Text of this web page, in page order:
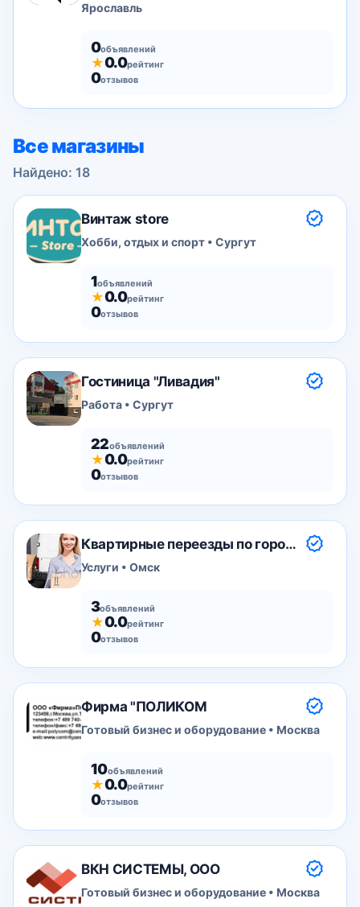
Ярославль
0объявлений
★0.0рейтинг
0отзывов
Все магазины
Найдено: 18
Винтаж store
Хобби, отдых и спорт • Сургут
1объявлений
★0.0рейтинг
0отзывов
Гостиница "Ливадия"
Работа • Сургут
22объявлений
★0.0рейтинг
0отзывов
Квартирные переезды по городу межгород.
Услуги • Омск
3объявлений
★0.0рейтинг
0отзывов
Фирма "ПОЛИКОМ
Готовый бизнес и оборудование • Москва
10объявлений
★0.0рейтинг
0отзывов
ВКН СИСТЕМЫ, ООО
Готовый бизнес и оборудование • Москва